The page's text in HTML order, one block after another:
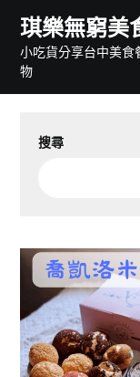
content
琪樂無窮美
小吃貨分享台中美食
物
搜尋